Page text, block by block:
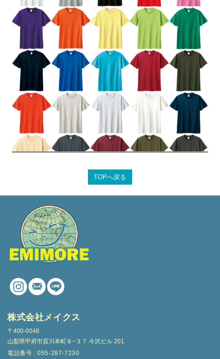
TOPへ戻る
株式会社メイクス
〒400-0048
山梨県甲府市貢川本町８−３７ 今沢ビル 201
電話番号 : 055-287-7230